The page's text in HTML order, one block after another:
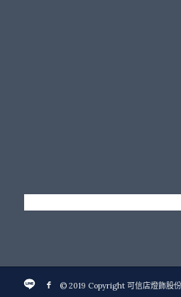
© 2019 Copyright 可信店燈飾股